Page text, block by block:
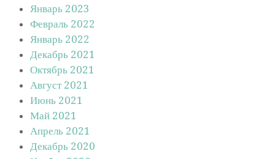
Январь 2023
Февраль 2022
Январь 2022
Декабрь 2021
Октябрь 2021
Август 2021
Июнь 2021
Май 2021
Апрель 2021
Декабрь 2020